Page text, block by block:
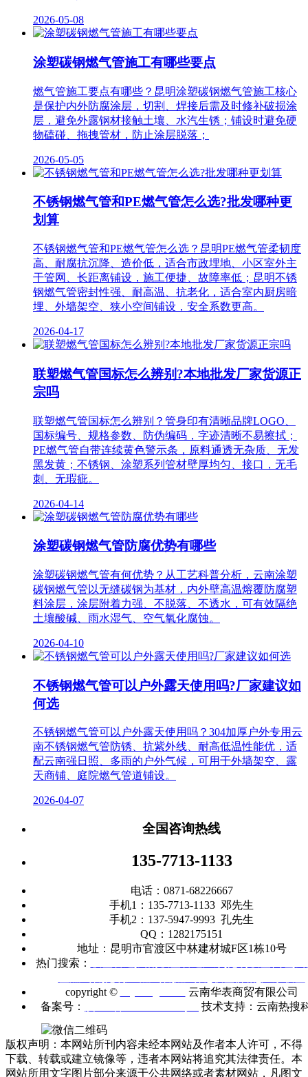
2026-05-08
涂塑碳钢燃气管施工有哪些要点
燃气管施工要点有哪些？昆明涂塑碳钢燃气管施工核心
是保护内外防腐涂层，切割、焊接后需及时修补破损涂
层，避免外露钢材接触土壤、水汽生锈；铺设时避免硬
物磕碰、拖拽管材，防止涂层脱落；
2026-05-05
不锈钢燃气管和PE燃气管怎么选?批发哪种更
划算
不锈钢燃气管和PE燃气管怎么选？昆明PE燃气管柔韧度
高、耐腐抗沉降、造价低，适合市政埋地、小区室外主
干管网、长距离铺设，施工便捷、故障率低；昆明不锈
钢燃气管密封性强、耐高温、抗老化，适合室内厨房暗
埋、外墙架空、狭小空间铺设，安全系数更高。
2026-04-17
联塑燃气管国标怎么辨别?本地批发厂家货源正
宗吗
联塑燃气管国标怎么辨别？管身印有清晰品牌LOGO、
国标编号、规格参数、防伪编码，字迹清晰不易擦拭；
PE燃气管自带连续黄色警示条，原料通透无杂质、无发
黑发黄；不锈钢、涂塑系列管材壁厚均匀、接口，无毛
刺、无瑕疵。
2026-04-14
涂塑碳钢燃气管防腐优势有哪些
涂塑碳钢燃气管有何优势？从工艺科普分析，云南涂塑
碳钢燃气管以无缝碳钢为基材，内外壁高温熔覆防腐塑
料涂层，涂层附着力强、不脱落、不透水，可有效隔绝
土壤酸碱、雨水湿气、空气氧化腐蚀。
2026-04-10
不锈钢燃气管可以户外露天使用吗?厂家建议如
何选
不锈钢燃气管可以户外露天使用吗？304加厚户外专用云
南不锈钢燃气管防锈、抗紫外线、耐高低温性能优，适
配云南强日照、多雨的户外气候，可用于外墙架空、露
天商铺、庭院燃气管道铺设。
2026-04-07
全国咨询热线
135-7713-1133
电话：0871-68226667
手机1：135-7713-1133 邓先生
手机2：137-5947-9993 孔先生
QQ：1282175151
地址：昆明市官渡区中林建材城F区1栋10号
热门搜索：
copyright ©
云南华表商贸有限公司
备案号：
技术支持：云南热搜
版权声明：本网站所刊内容未经本网站及作者本人许可，不得
下载、转载或建立镜像等，违者本网站将追究其法律责任。本
网站所用文字图片部分来源于公共网络或者素材网站，凡图文